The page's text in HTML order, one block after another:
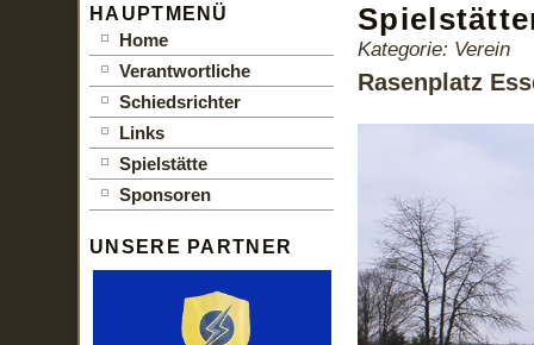
HAUPTMENÜ
Home
Verantwortliche
Schiedsrichter
Links
Spielstätte
Sponsoren
UNSERE PARTNER
Kategorie: Verein
Rasenplatz